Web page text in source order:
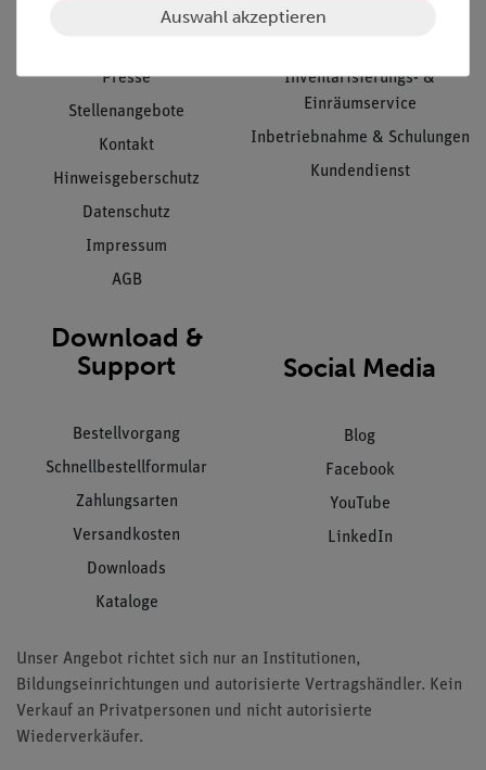
Unternehmen
Presse
Stellenangebote
Kontakt
Hinweisgeberschutz
Datenschutz
Impressum
AGB
Übersicht Service
Inventarisierungs- &
Einräumservice
Inbetriebnahme & Schulungen
Kundendienst
Download &
Support
Bestellvorgang
Schnellbestellformular
Zahlungsarten
Versandkosten
Downloads
Kataloge
Social Media
Blog
Facebook
YouTube
LinkedIn
Unser Angebot richtet sich nur an Institutionen,
Bildungseinrichtungen und autorisierte Vertragshändler. Kein
Verkauf an Privatpersonen und nicht autorisierte
Wiederverkäufer.
Auswahl akzeptieren